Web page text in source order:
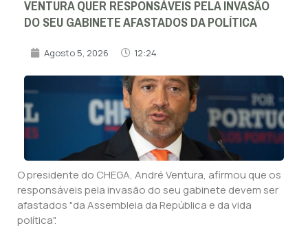
VENTURA QUER RESPONSÁVEIS PELA INVASÃO
DO SEU GABINETE AFASTADOS DA POLÍTICA
Agosto 5, 2026 12:24
O presidente do CHEGA, André Ventura, afirmou que os
responsáveis pela invasão do seu gabinete devem ser
afastados "da Assembleia da República e da vida
política".